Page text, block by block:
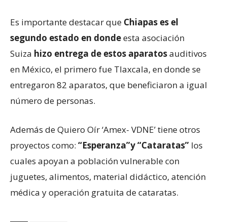
Es importante destacar que Chiapas es el
segundo estado en dondeesta asociación
Suiza hizo entrega de estos aparatosauditivos
en México, el primero fue Tlaxcala, en donde se
entregaron 82 aparatos, que beneficiaron a igual
número de personas.
Además de Quiero Oír ‘Amex- VDNE’ tiene otros
proyectos como: “Esperanza”y “Cataratas” los
cuales apoyan a población vulnerable con
juguetes, alimentos, material didáctico, atención
médica y operación gratuita de cataratas.